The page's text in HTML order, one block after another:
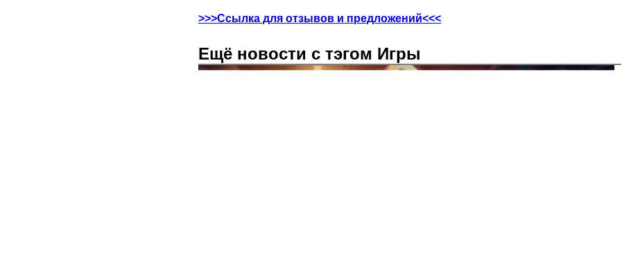
>>>Ссылка для отзывов и предложений<<<
Ещё новости с тэгом Игры